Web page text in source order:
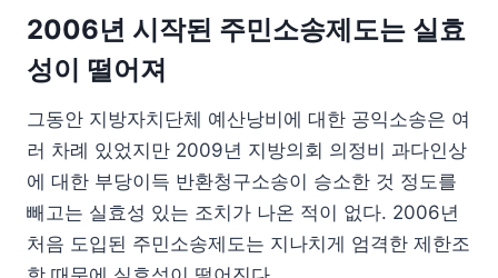
2006년 시작된 주민소송제도는 실효
성이 떨어져
그동안 지방자치단체 예산낭비에 대한 공익소송은 여
러 차례 있었지만 2009년 지방의회 의정비 과다인상
에 대한 부당이득 반환청구소송이 승소한 것 정도를
빼고는 실효성 있는 조치가 나온 적이 없다. 2006년
처음 도입된 주민소송제도는 지나치게 엄격한 제한조